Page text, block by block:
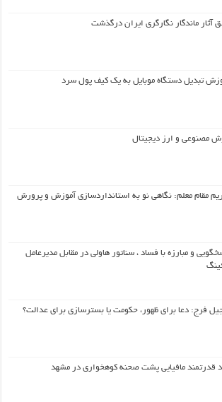
آثار ماندگار نگارگری ایران درگذشت
تبدیل دستگاه موبایل به یک کیف‌ پول سرد
مصنوعی و ارز دیجیتال
مقام معلم: نگاهی نو به استانداردسازی آموزش و پرورش
و مبارزه با فساد ، سناتور هاولی در مقابل مدیرعامل
فرج: دعا برای ظهور، حکومت یا بسترسازی برای عدالت؟
قدرتمند مافیایی پشت صحنه کوهخواری در مشهد